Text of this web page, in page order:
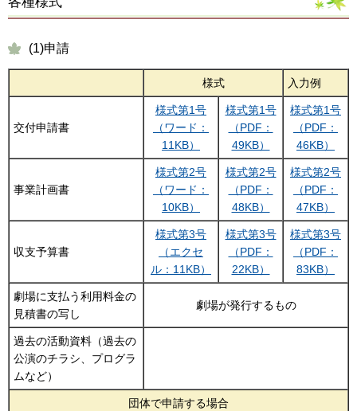
(1)申請
様式 入力例
交付申請書
様式第1号
（ワード：
11KB）
様式第1号
（PDF：
49KB）
様式第1号
（PDF：
46KB）
事業計画書
様式第2号
（ワード：
10KB）
様式第2号
（PDF：
48KB）
様式第2号
（PDF：
47KB）
収支予算書
様式第3号
（エクセ
ル：11KB）
様式第3号
（PDF：
22KB）
様式第3号
（PDF：
83KB）
劇場に支払う利用料金の
見積書の写し
劇場が発行するもの
過去の活動資料（過去の
公演のチラシ、プログラ
ムなど）
団体で申請する場合